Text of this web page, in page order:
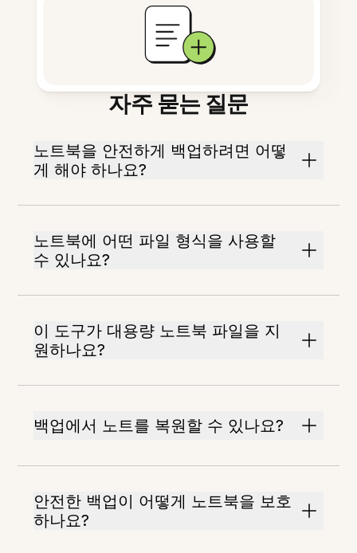
자주 묻는 질문
노트북을 안전하게 백업하려면 어떻
게 해야 하나요?
노트북에 어떤 파일 형식을 사용할
수 있나요?
이 도구가 대용량 노트북 파일을 지
원하나요?
백업에서 노트를 복원할 수 있나요?
안전한 백업이 어떻게 노트북을 보호
하나요?